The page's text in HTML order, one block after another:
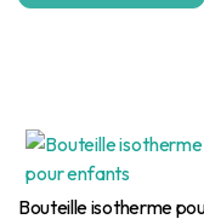
Bouteille isotherme pour